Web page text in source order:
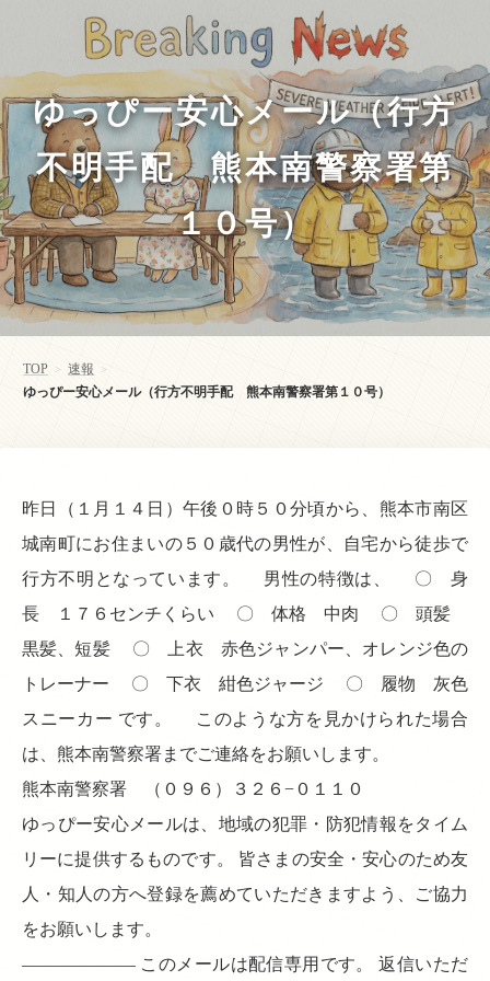
ゆっぴー安心メール（行方
不明手配 熊本南警察署第
１０号）
TOP > 速報 >
ゆっぴー安心メール（行方不明手配 熊本南警察署第１０号）
昨日（１月１４日）午後０時５０分頃から、熊本市南区
城南町にお住まいの５０歳代の男性が、自宅から徒歩で
行方不明となっています。 男性の特徴は、 〇 身
長 １７６センチくらい 〇 体格 中肉 〇 頭髪
黒髪、短髪 〇 上衣 赤色ジャンパー、オレンジ色の
トレーナー 〇 下衣 紺色ジャージ 〇 履物 灰色
スニーカー です。 このような方を見かけられた場合
は、熊本南警察署までご連絡をお願いします。
熊本南警察署 （０９６）３２６−０１１０
ゆっぴー安心メールは、地域の犯罪・防犯情報をタイム
リーに提供するものです。 皆さまの安全・安心のため友
人・知人の方へ登録を薦めていただきますよう、ご協力
をお願いします。
——————– このメールは配信専用です。 返信いただ